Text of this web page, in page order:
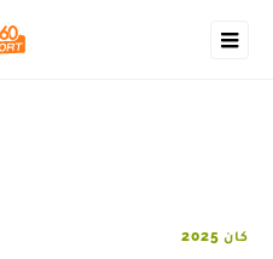
كان 2025